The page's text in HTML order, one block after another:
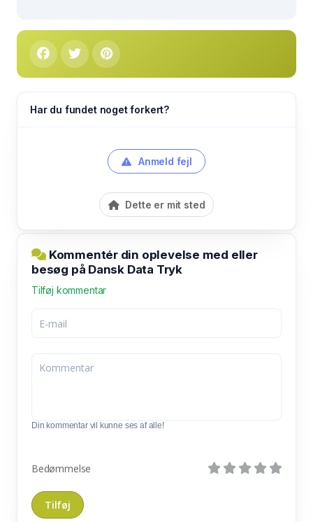
Har du fundet noget forkert?
Anmeld fejl
Dette er mit sted
Kommentér din oplevelse med eller
besøg på Dansk Data Tryk
Tilføj kommentar
Din kommentar vil kunne ses af alle!
Bedømmelse